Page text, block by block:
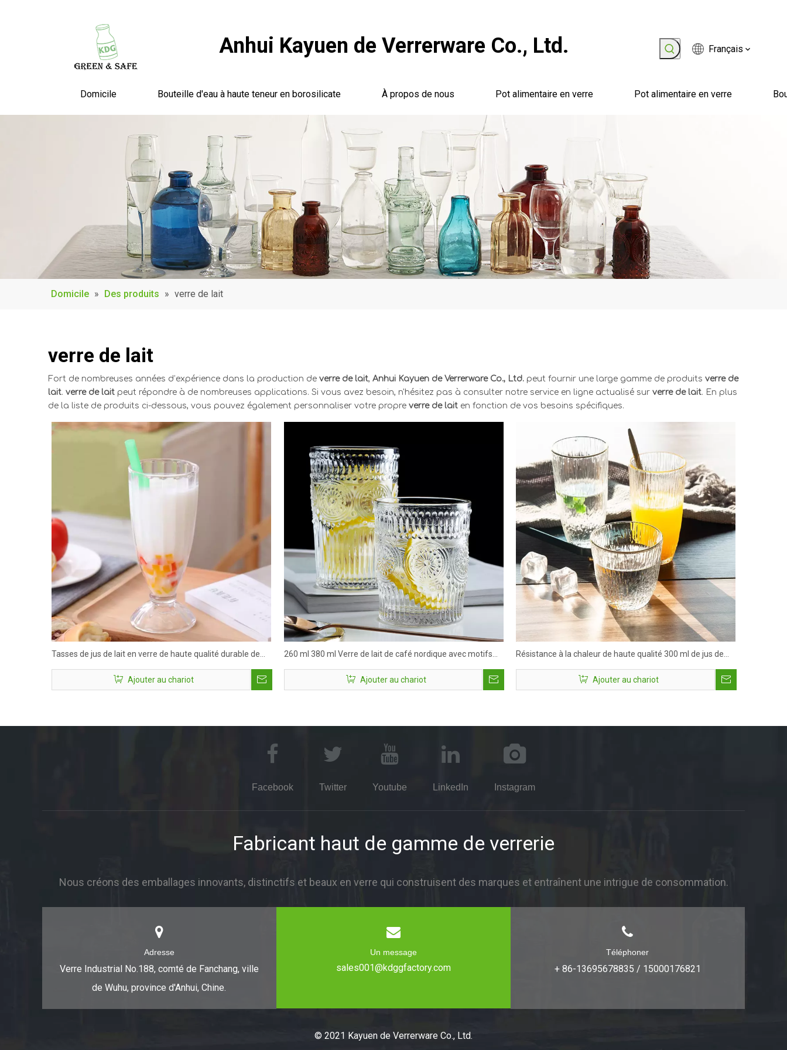
Anhui Kayuen de Verrerware Co., Ltd. Français
Domicile Bouteille d'eau à haute teneur en borosilicate À propos de nous Pot alimentaire en verre Pot alimentaire en verre
Domicile » Des produits » verre de lait
verre de lait
Fort de nombreuses années d’expérience dans la production de verre de lait, Anhui Kayuen de Verrerware Co., Ltd. peut fournir une large gamme de produits verre de
lait. verre de lait peut répondre à de nombreuses applications. Si vous avez besoin, n'hésitez pas à consulter notre service en ligne actualisé sur verre de lait. En plus
de la liste de produits ci-dessous, vous pouvez également personnaliser votre propre verre de lait en fonction de vos besoins spécifiques.
Tasses de jus de lait en verre de haute qualité durable de
haute qualité pour restaurant
Ajouter au chariot
260 ml 380 ml Verre de lait de café nordique avec motifs
Vente chaude
Ajouter au chariot
Résistance à la chaleur de haute qualité 300 ml de jus de
verre Bénuage de lait à eau tasses
Ajouter au chariot
Facebook Twitter Youtube LinkedIn Instagram
Fabricant haut de gamme de verrerie
Nous créons des emballages innovants, distinctifs et beaux en verre qui construisent des marques et entraînent une intrigue de consommation.
Adresse
Verre Industrial No.188, comté de Fanchang, ville
de Wuhu, province d'Anhui, Chine.
Un message
sales001@kdggfactory.com
Téléphoner
+ 86-13695678835 / 15000176821
© 2021 Kayuen de Verrerware Co., Ltd.